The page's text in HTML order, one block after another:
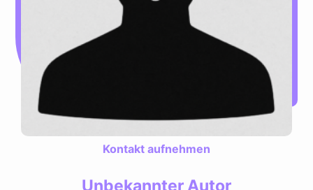
Kontakt aufnehmen
Unbekannter Autor